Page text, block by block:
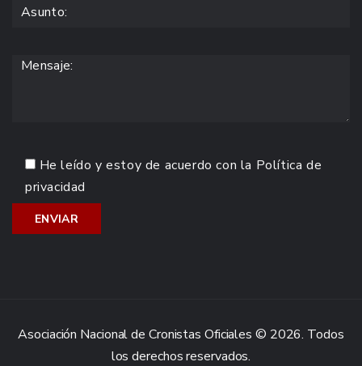
He leído y estoy de acuerdo con la Política de
privacidad
Asociación Nacional de Cronistas Oficiales © 2026. Todos
los derechos reservados.